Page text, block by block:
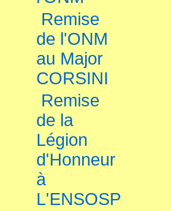
Remise
de l'ONM
au Major
CORSINI
Remise
de la
Légion
d'Honneur
à
L'ENSOSP